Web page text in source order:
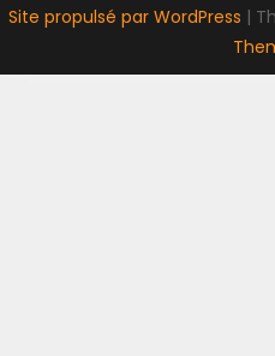
Site propulsé par WordPress |